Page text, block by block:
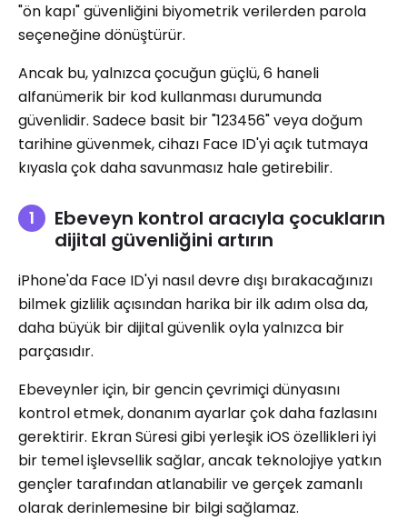
"ön kapı" güvenliğini biyometrik verilerden parola
seçeneğine dönüştürür.
Ancak bu, yalnızca çocuğun güçlü, 6 haneli
alfanümerik bir kod kullanması durumunda
güvenlidir. Sadece basit bir "123456" veya doğum
tarihine güvenmek, cihazı Face ID'yi açık tutmaya
kıyasla çok daha savunmasız hale getirebilir.
Ebeveyn kontrol aracıyla çocukların
dijital güvenliğini artırın
iPhone'da Face ID'yi nasıl devre dışı bırakacağınızı
bilmek gizlilik açısından harika bir ilk adım olsa da,
daha büyük bir dijital güvenlik oyla yalnızca bir
parçasıdır.
Ebeveynler için, bir gencin çevrimiçi dünyasını
kontrol etmek, donanım ayarlar çok daha fazlasını
gerektirir. Ekran Süresi gibi yerleşik iOS özellikleri iyi
bir temel işlevsellik sağlar, ancak teknolojiye yatkın
gençler tarafından atlanabilir ve gerçek zamanlı
olarak derinlemesine bir bilgi sağlamaz.